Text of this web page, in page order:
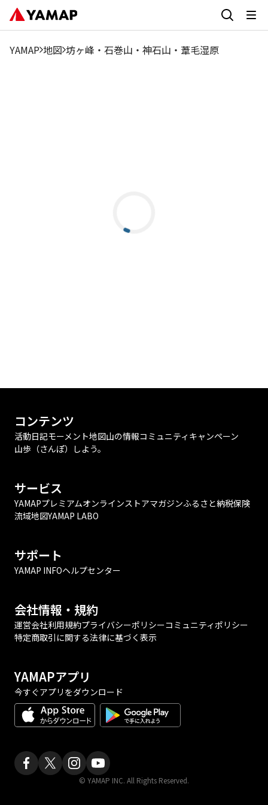
YAMAP 地図 坊ヶ峰・石巻山・神石山・葦毛湿原
コンテンツ
活動日記モーメント地図山の情報コミュニティ キャンペーン
山歩（さんぽ）しよう。
サービス
YAMAPプレミアムオンラインストアマガジンふるさと納税保険
流域地図YAMAP LABO
サポート
YAMAP INFOヘルプセンター
会社情報・規約
運営会社利用規約プライバシーポリシーコミュニティポリシー
特定商取引に関する法律に基づく表示
YAMAPアプリ
今すぐアプリをダウンロード
© YAMAP INC. All Rights Reserved.